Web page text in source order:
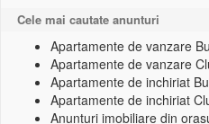
Cele mai cautate anunturi
Apartamente de vanzare
Apartamente de vanzare
Apartamente de inchiriat
Apartamente de inchiriat
Anunturi imobiliare din